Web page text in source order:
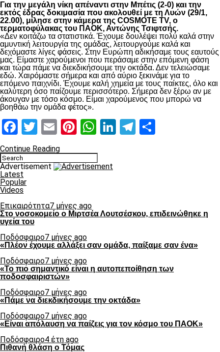
Για την μεγάλη νίκη απέναντι στην Μπέτις (2-0) και την
εκτός έδρας δοκιμασία που ακολουθεί με τη Λυών (29/1,
22.00), μίλησε στην κάμερα της COSMOTE TV, ο
τερματοφύλακας του ΠΑΟΚ, Αντώνης Τσιφτσής.
«Δεν κοιτάζω τα στατιστικά. Έχουμε δουλέψει πολύ καλά στην
αμυντική λειτουργία της ομάδας, λειτουργούμε καλά και
δεχόμαστε λίγες φάσεις. Στην Ευρώπη αδικήσαμε τους εαυτούς
μας. Είμαστε χαρούμενοι που περάσαμε στην επόμενη φάση
και τώρα πάμε να διεκδικήσουμε την οκτάδα. Δεν τελειώσαμε
εδώ. Χαιρόμαστε σήμερα και από αύριο ξεκινάμε για το
επόμενο παιχνίδι. Έχουμε καλή χημεία με τους παίκτες, όλο και
καλύτερη όσο παίζουμε περισσότερο. Σήμερα δεν ξέρω αν με
άκουγαν με τόσο κόσμο. Είμαι χαρούμενος που μπορώ να
βοηθάω την ομάδα φέτος».
Facebook
Twitter
EmailPinterest
WhatsApp
LinkedIn
Telegram
Continue Reading
Advertisement
Latest
Popular
Videos
Επικαιρότητα7 μήνες ago
Στο νοσοκομείο ο Μιρτσέα Λουτσέσκου, επιδεινώθηκε η
υγεία του
Ποδόσφαιρο7 μήνες ago
«Πλέον έχουμε αλλάξει σαν ομάδα, παίξαμε σαν ένα»
Ποδόσφαιρο7 μήνες ago
«Το πιο σημαντικό είναι η αυτοπεποίθηση των
ποδοσφαιριστών»
Ποδόσφαιρο7 μήνες ago
«Πάμε να διεκδικήσουμε την οκτάδα»
Ποδόσφαιρο7 μήνες ago
«Είναι απόλαυση να παίζεις για τον κόσμο του ΠΑΟΚ»
Ποδόσφαιρο4 έτη ago
Πιθανή θλάση ο Τόμας